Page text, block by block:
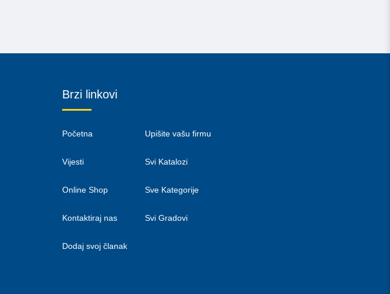
Brzi linkovi
Početna
Vijesti
Online Shop
Kontaktiraj nas
Dodaj svoj članak
Upišite vašu firmu
Svi Katalozi
Sve Kategorije
Svi Gradovi